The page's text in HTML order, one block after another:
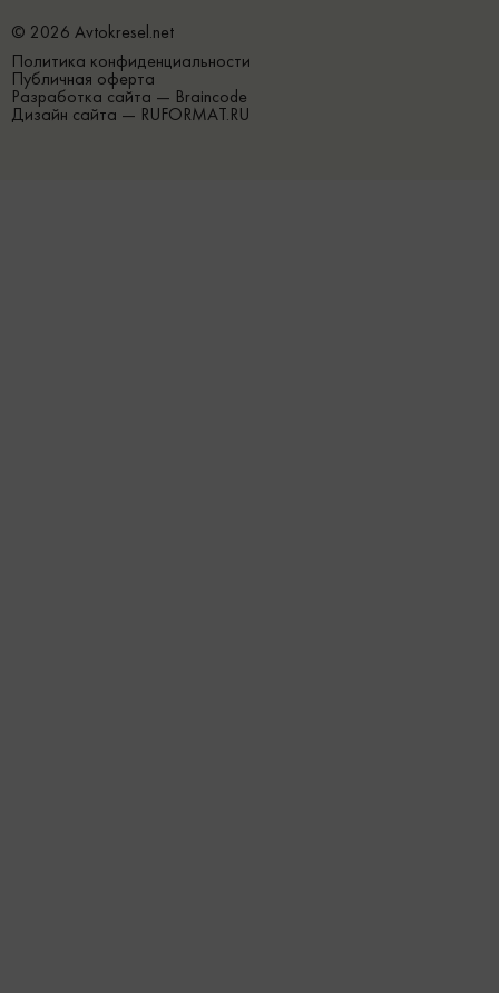
© 2026 Avtokresel.net
Политика конфиденциальности
Публичная оферта
Разработка сайта — Braincode
Дизайн сайта — RUFORMAT.RU